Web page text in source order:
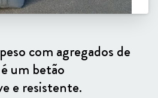
com agregados de
um betão
e resistente.